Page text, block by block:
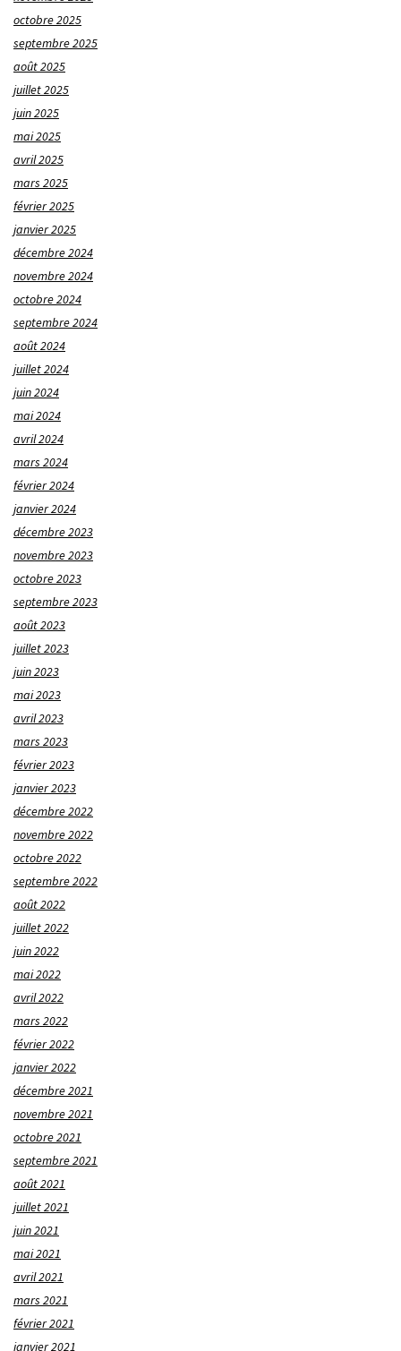
octobre 2025
septembre 2025
août 2025
juillet 2025
juin 2025
mai 2025
avril 2025
mars 2025
février 2025
janvier 2025
décembre 2024
novembre 2024
octobre 2024
septembre 2024
août 2024
juillet 2024
juin 2024
mai 2024
avril 2024
mars 2024
février 2024
janvier 2024
décembre 2023
novembre 2023
octobre 2023
septembre 2023
août 2023
juillet 2023
juin 2023
mai 2023
avril 2023
mars 2023
février 2023
janvier 2023
décembre 2022
novembre 2022
octobre 2022
septembre 2022
août 2022
juillet 2022
juin 2022
mai 2022
avril 2022
mars 2022
février 2022
janvier 2022
décembre 2021
novembre 2021
octobre 2021
septembre 2021
août 2021
juillet 2021
juin 2021
mai 2021
avril 2021
mars 2021
février 2021
janvier 2021